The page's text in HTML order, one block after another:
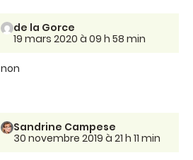
de la Gorce
19 mars 2020 à 09 h 58 min
non
Sandrine Campese
30 novembre 2019 à 21 h 11 min